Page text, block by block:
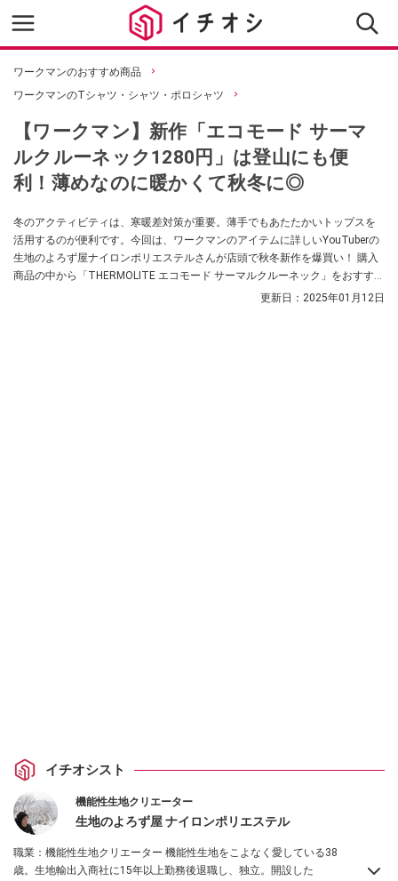
ワークマンのおすすめ商品
ワークマンのTシャツ・シャツ・ポロシャツ
【ワークマン】新作「エコモード サーマ
ルクルーネック1280円」は登山にも便
利！薄めなのに暖かくて秋冬に◎
冬のアクティビティは、寒暖差対策が重要。薄手でもあたたかいトップスを
活用するのが便利です。今回は、ワークマンのアイテムに詳しいYouTuberの
生地のよろず屋ナイロンポリエステルさんが店頭で秋冬新作を爆買い！ 購入
商品の中から「THERMOLITE エコモード サーマルクルーネック」をおすすめ
してくれました。お値段以上に使えるアイテムなんだとか。 ぜひチェックし
更新日： 2025年01月12日
イチオシスト
機能性生地クリエーター
生地のよろず屋 ナイロンポリエステル
職業：機能性生地クリエーター 機能性生地をこよなく愛している38
歳。生地輸出入商社に15年以上勤務後退職し、独立。開設した